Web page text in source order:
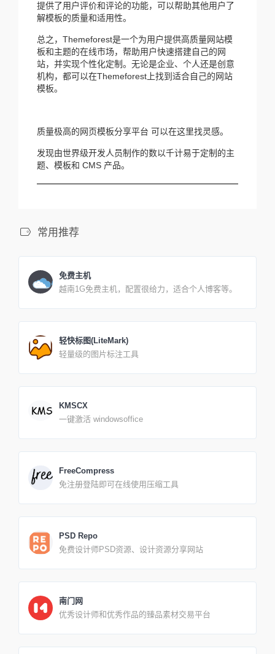
提供了用户评价和评论的功能，可以帮助其他用户了
解模板的质量和适用性。
总之，Themeforest是一个为用户提供高质量网站模
板和主题的在线市场，帮助用户快速搭建自己的网
站，并实现个性化定制。无论是企业、个人还是创意
机构，都可以在Themeforest上找到适合自己的网站
模板。
质量极高的网页模板分享平台 可以在这里找灵感。
发现由世界级开发人员制作的数以千计易于定制的主
题、模板和 CMS 产品。
常用推荐
免费主机
越南1G免费主机，配置很给力，适合个人博客等。
轻快标图(LiteMark)
轻量级的图片标注工具
KMSCX
一键激活 windowsoffice
FreeCompress
免注册登陆即可在线使用压缩工具
PSD Repo
免费设计师PSD资源、设计资源分享网站
南门网
优秀设计师和优秀作品的臻品素材交易平台